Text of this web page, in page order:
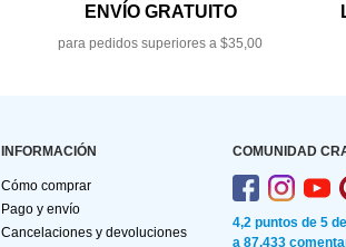
ENVÍO GRATUITO
para pedidos superiores a $35,00
INFORMACIÓN
Cómo comprar
Pago y envío
Cancelaciones y devoluciones
COMUNIDAD
4,2 puntos de 5
a 87.433